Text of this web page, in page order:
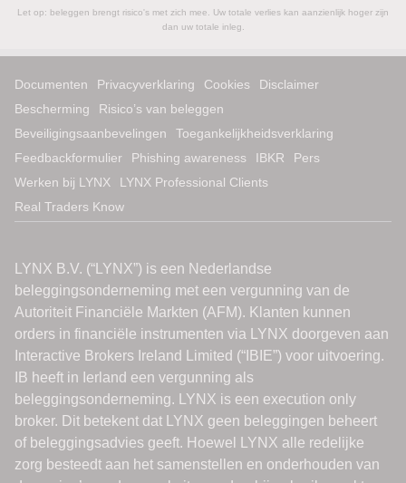
Let op: beleggen brengt risico's met zich mee. Uw totale verlies kan aanzienlijk hoger zijn
dan uw totale inleg.
Documenten Privacyverklaring Cookies
Disclaimer
Bescherming
Risico’s van beleggen
Beveiligingsaanbevelingen
Toegankelijkheidsverklaring
Feedbackformulier
Phishing awareness IBKR
Pers
Werken bij LYNX
LYNX Professional Clients
Real Traders Know